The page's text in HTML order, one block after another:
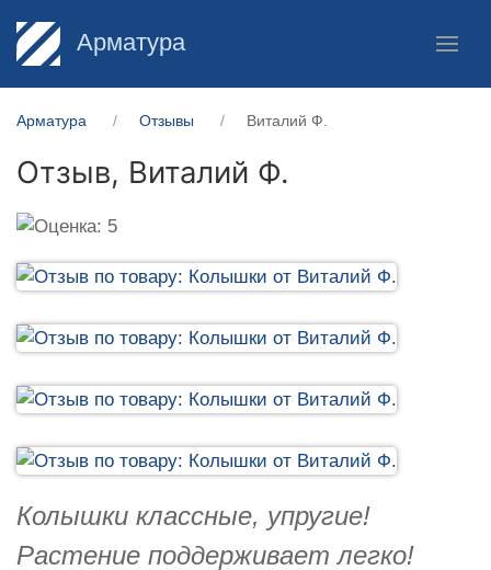
Арматура
Арматура Отзывы Виталий Ф.
Отзыв, Виталий Ф.
Колышки классные, упругие!
Растение поддерживает легко!